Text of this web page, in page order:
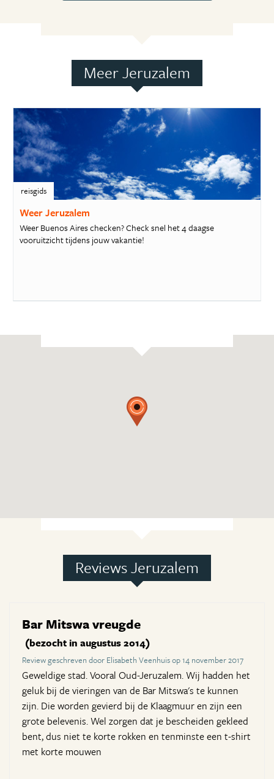
Meer Jeruzalem
reisgids
Weer Jeruzalem
Weer Buenos Aires checken? Check snel het 4 daagse
vooruitzicht tijdens jouw vakantie!
Reviews Jeruzalem
Bar Mitswa vreugde
(bezocht in augustus 2014)
Review geschreven door Elisabeth Veenhuis op 14 november 2017
Geweldige stad. Vooral Oud-Jeruzalem. Wij hadden het
geluk bij de vieringen van de Bar Mitswa's te kunnen
zijn. Die worden gevierd bij de Klaagmuur en zijn een
grote belevenis. Wel zorgen dat je bescheiden gekleed
bent, dus niet te korte rokken en tenminste een t-shirt
met korte mouwen